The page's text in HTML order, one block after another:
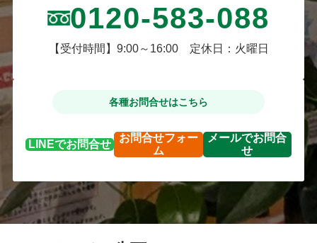
0120-583-088
【受付時間】9:00～16:00 定休日：火曜日
各種お問合せはこちら
LINEでお問合せ
お問合せフォー
ム
メールでお問合
せ